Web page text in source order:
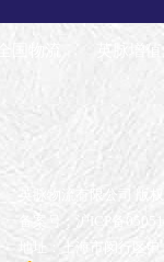
英脉增
英脉物流有限公司 版
备案号：沪ICP备
地址：上海市闵行区